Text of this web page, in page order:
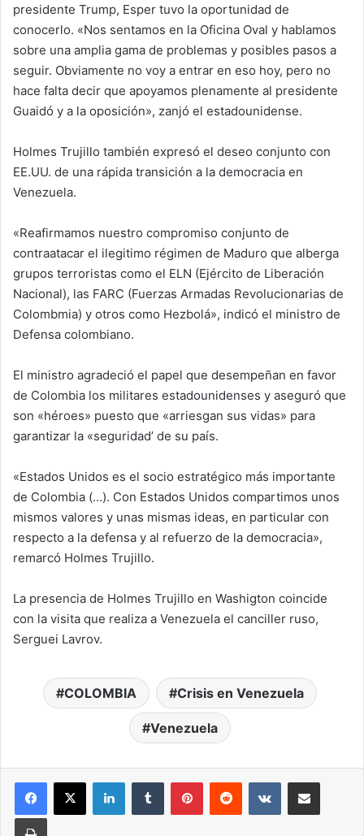
presidente Trump, Esper tuvo la oportunidad de
conocerlo. «Nos sentamos en la Oficina Oval y hablamos
sobre una amplia gama de problemas y posibles pasos a
seguir. Obviamente no voy a entrar en eso hoy, pero no
hace falta decir que apoyamos plenamente al presidente
Guaidó y a la oposición», zanjó el estadounidense.
Holmes Trujillo también expresó el deseo conjunto con
EE.UU. de una rápida transición a la democracia en
Venezuela.
«Reafirmamos nuestro compromiso conjunto de
contraatacar el ilegitimo régimen de Maduro que alberga
grupos terroristas como el ELN (Ejército de Liberación
Nacional), las FARC (Fuerzas Armadas Revolucionarias de
Colombmia) y otros como Hezbolá», indicó el ministro de
Defensa colombiano.
El ministro agradeció el papel que desempeñan en favor
de Colombia los militares estadounidenses y aseguró que
son «héroes» puesto que «arriesgan sus vidas» para
garantizar la «seguridad’ de su país.
«Estados Unidos es el socio estratégico más importante
de Colombia (…). Con Estados Unidos compartimos unos
mismos valores y unas mismas ideas, en particular con
respecto a la defensa y al refuerzo de la democracia»,
remarcó Holmes Trujillo.
La presencia de Holmes Trujillo en Washigton coincide
con la visita que realiza a Venezuela el canciller ruso,
Serguei Lavrov.
COLOMBIA Crisis en Venezuela
Venezuela